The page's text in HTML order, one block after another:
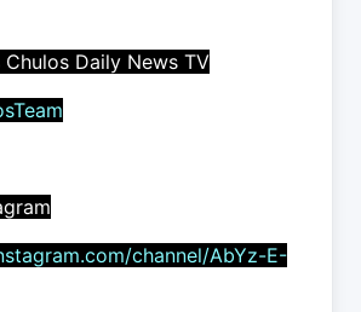
Chulos Daily News TV
channel/AbYz-E-